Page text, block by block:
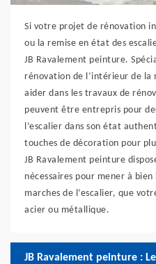
Si votre projet de rénovation
ou la remise en état des
JB Ravalement peinture.
rénovation de l’intérieur de la
aider dans les travaux de
peuvent être entrepris pour
l’escalier dans son état
touches de décoration pour
JB Ravalement peinture
nécessaires pour mener à
marches de l’escalier, que
acier ou métallique.
JB Ravalement peinture :